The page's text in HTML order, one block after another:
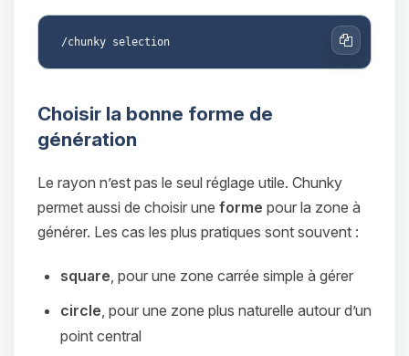
Copier
Choisir la bonne forme de
génération
Le rayon n’est pas le seul réglage utile. Chunky
permet aussi de choisir une forme pour la zone à
générer. Les cas les plus pratiques sont souvent :
square , pour une zone carrée simple à gérer
circle , pour une zone plus naturelle autour d’un
point central